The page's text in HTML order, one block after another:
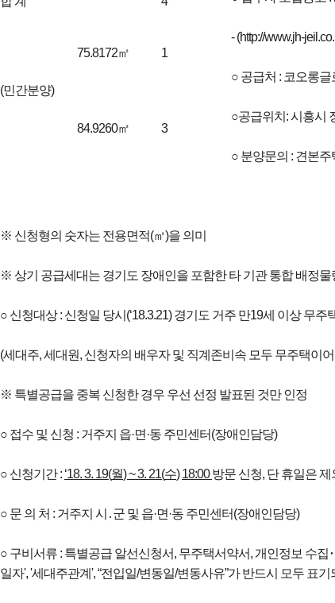
- (http://www.jh-
○ 공급처 : 코오롱글
○공급위치: 시흥시
○ 분양문의 : 견본
(민간분양)
75.8172㎡ 1
84.9260㎡ 3
※ 신청형의 숫자는 전용면적(㎡)을 의미
※ 상기 공급세대는 경기도 장애인을 포함한 타 기관 통합 배정
○ 신청대상 : 신청일 당시(‘18.3.21) 경기도 거주 만19세 이상 무주
(세대주, 세대원, 신청자의 배우자 및 직계존비속 모두 무주택이
※ 특별공급을 중복 신청한 경우 우선 선정 발표된 것만 인정
○ 접수 및 신청 : 거주지 읍·면·동 주민센터(장애인담당)
○ 신청기간 : ‘18. 3. 19(월) ~ 3. 21(수) 18:00방문 신청, 단 휴일은 제
○ 문 의 처 : 거주지 시․군 및 읍·면·동 주민센터(장애인담당)
○ 구비서류 : 특별공급 알선신청서, 무주택서약서, 개인정보 수
일자', '세대주관계', “전입일/변동일/변동사유”가 반드시 모두 표